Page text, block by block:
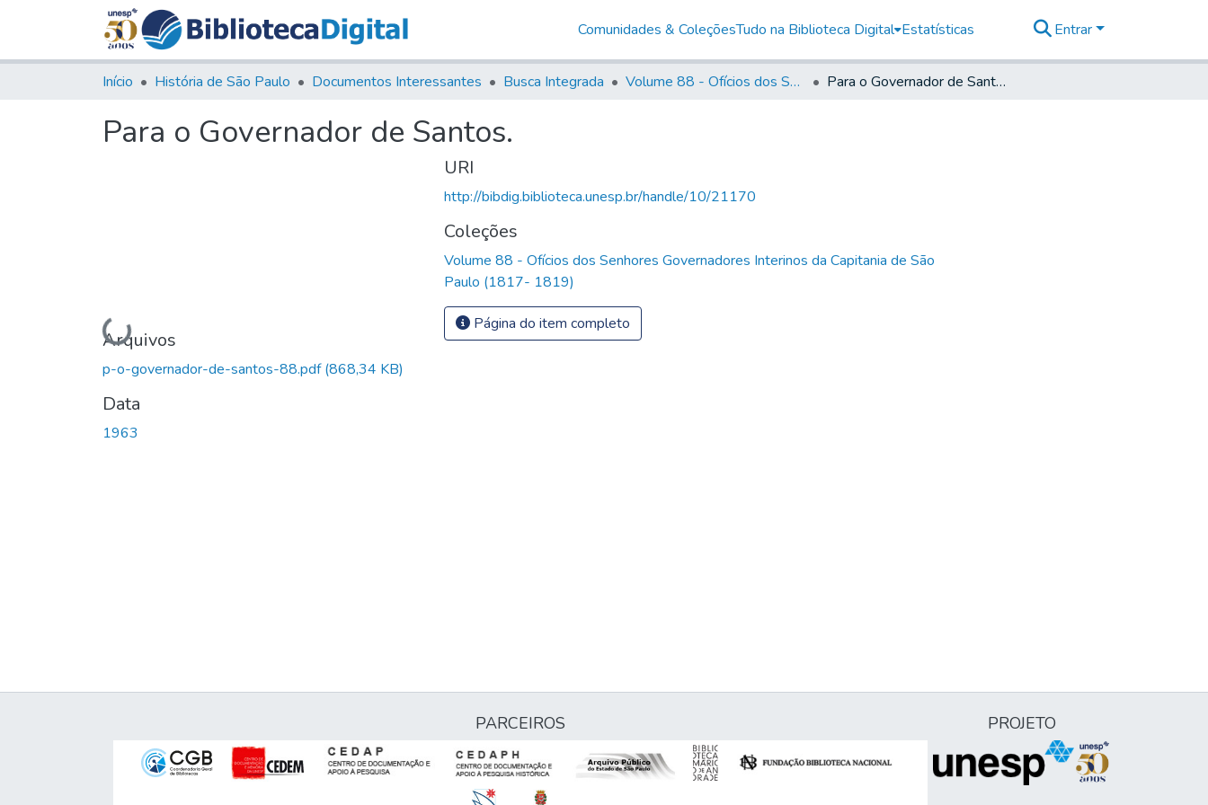
Comunidades & ColeçõesTudo na Biblioteca Digital Estatísticas Entrar
Início História de São Paulo Documentos Interessantes Busca Integrada Volume 88 - Ofícios dos Senhores Governadores Interinos da Capitania de São Paulo (1817- 1819) Para o Governador de Santos.
Para o Governador de Santos.
Carregando...
Arquivos
p-o-governador-de-santos-88.pdf(868,34 KB)
Data
1963
URI
http://bibdig.biblioteca.unesp.br/handle/10/21170
Coleções
Volume 88 - Ofícios dos Senhores Governadores Interinos da Capitania de São
Paulo (1817- 1819)
Página do item completo
PARCEIROS PROJETO